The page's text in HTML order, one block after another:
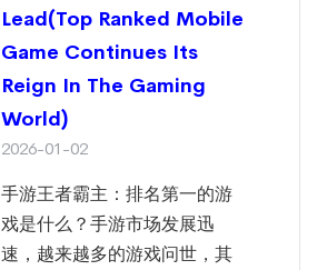
Lead(Top Ranked Mobile
Game Continues Its
Reign In The Gaming
World)
2026-01-02
手游王者霸主：排名第一的游
戏是什么？手游市场发展迅
速，越来越多的游戏问世，其